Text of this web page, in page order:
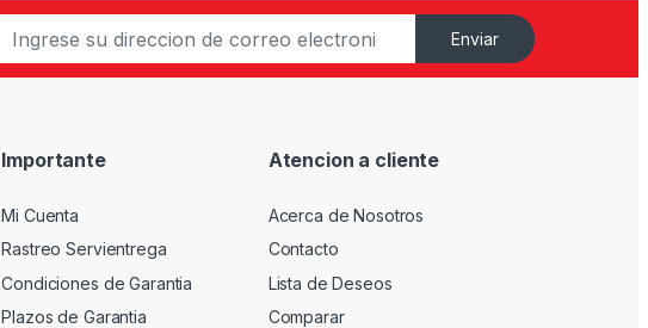
Enviar
Importante
Mi Cuenta
Rastreo Servientrega
Condiciones de Garantia
Plazos de Garantia
Atencion a cliente
Acerca de Nosotros
Contacto
Lista de Deseos
Comparar